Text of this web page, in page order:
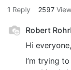
1 Reply 2597
Robert
Hi everyone,
I’m trying